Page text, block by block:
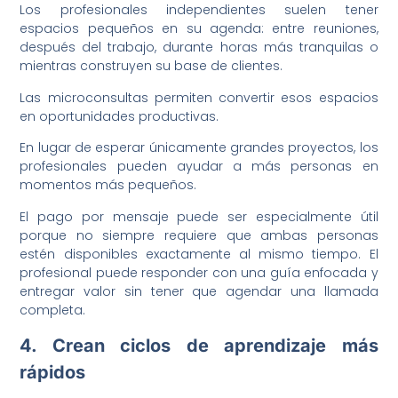
Los profesionales independientes suelen tener
espacios pequeños en su agenda: entre reuniones,
después del trabajo, durante horas más tranquilas o
mientras construyen su base de clientes.
Las microconsultas permiten convertir esos espacios
en oportunidades productivas.
En lugar de esperar únicamente grandes proyectos, los
profesionales pueden ayudar a más personas en
momentos más pequeños.
El pago por mensaje puede ser especialmente útil
porque no siempre requiere que ambas personas
estén disponibles exactamente al mismo tiempo. El
profesional puede responder con una guía enfocada y
entregar valor sin tener que agendar una llamada
completa.
4. Crean ciclos de aprendizaje más
rápidos